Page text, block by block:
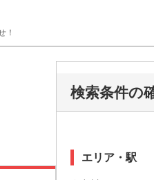
！
検索条件の
エリア・駅